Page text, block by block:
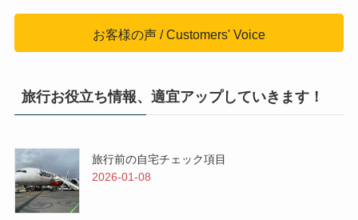
お客様の声 / Customers' Voice
旅行お役立ち情報、適宜アップしていきます！
旅行前の自宅チェック項目
2026-01-08